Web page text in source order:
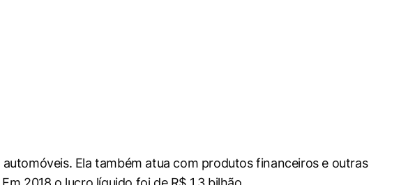
Ela também atua com produtos financeiros e outras